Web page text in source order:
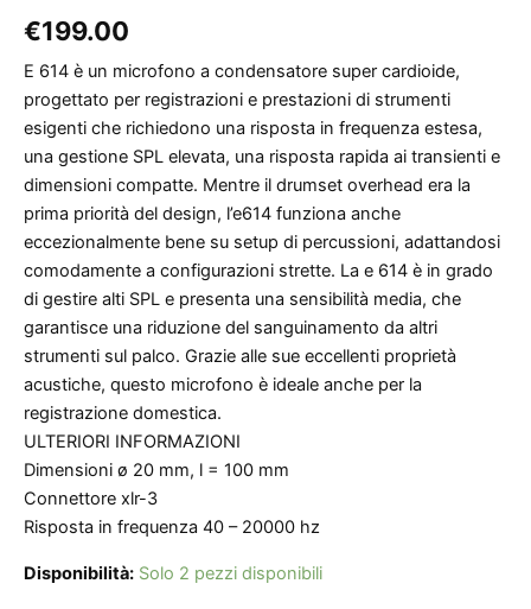
€199.00
E 614 è un microfono a condensatore super cardioide,
progettato per registrazioni e prestazioni di strumenti
esigenti che richiedono una risposta in frequenza estesa,
una gestione SPL elevata, una risposta rapida ai transienti e
dimensioni compatte. Mentre il drumset overhead era la
prima priorità del design, l’e614 funziona anche
eccezionalmente bene su setup di percussioni, adattandosi
comodamente a configurazioni strette. La e 614 è in grado
di gestire alti SPL e presenta una sensibilità media, che
garantisce una riduzione del sanguinamento da altri
strumenti sul palco. Grazie alle sue eccellenti proprietà
acustiche, questo microfono è ideale anche per la
registrazione domestica.
ULTERIORI INFORMAZIONI
Dimensioni ø 20 mm, l = 100 mm
Connettore xlr-3
Risposta in frequenza 40 – 20000 hz
Disponibilità: Solo 2 pezzi disponibili